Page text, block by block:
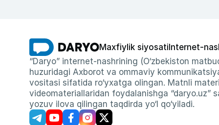
Maxfiylik siyosati Internet-
“Daryo” internet-nashrining (O‘zbekiston
huzuridagi Axborot va ommaviy
vositasi sifatida ro‘yxatga olingan. Matnli
videomateriallaridan foydalanishga “daryo.uz”
yozuv ilova qilingan taqdirda yo‘l qo‘yiladi.